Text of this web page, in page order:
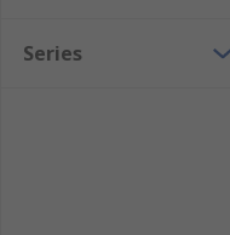
Series